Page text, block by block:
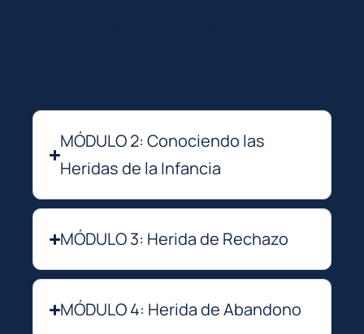
MÓDULO 2: Conociendo las
Heridas de la Infancia
MÓDULO 3: Herida de Rechazo
MÓDULO 4: Herida de Abandono